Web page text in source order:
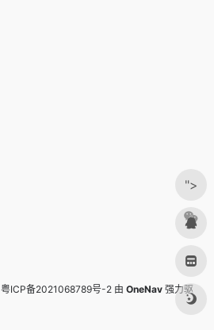
粤ICP备2021068789号-2 由 OneNav 强力驱
">